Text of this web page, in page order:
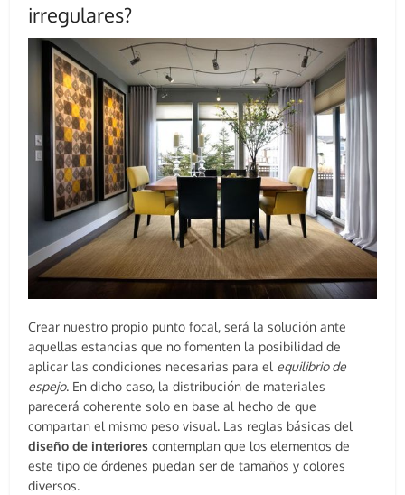
irregulares?
Crear nuestro propio punto focal, será la solución ante
aquellas estancias que no fomenten la posibilidad de
aplicar las condiciones necesarias para el equilibrio de
espejo. En dicho caso, la distribución de materiales
parecerá coherente solo en base al hecho de que
compartan el mismo peso visual. Las reglas básicas del
diseño de interiores contemplan que los elementos de
este tipo de órdenes puedan ser de tamaños y colores
diversos.